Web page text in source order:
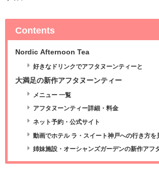
Contents
Nordic Afternoon Tea
好きなドリンクでアフタヌーンティーと
大満足の新作アフタヌーンティー
メニュー 一覧
アフタヌーンティー詳細・料金
ネット予約・公式サイト
動画でホテル ラ・スイート神戸への行き方を
姉妹施設・オーシャンズガーデンの新作アフ